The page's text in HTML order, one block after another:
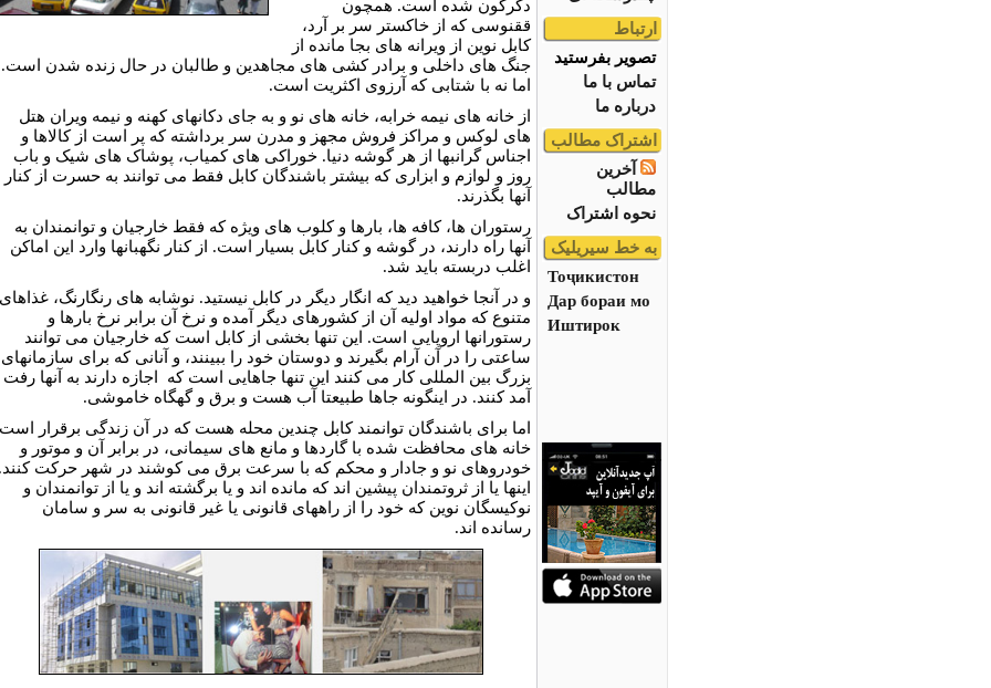
ارتباط
تصویر بفرستید
تماس با ما
درباره ما
اشتراک مطالب
آخرین
مطالب
نحوه اشتراک
به خط سیریلیک
Тоҷикистон
Дар бораи мо
Иштирок
دگرگون شده است. همچون
ققنوسی که از خاکستر سر بر آرد،
کابل نوين از ويرانه های بجا مانده از
جنگ های داخلی و برادر کشی های مجاهدين و طالبان در حال زنده شدن است.
اما نه با شتابی که آرزوی اکثريت است.
از خانه های نيمه خرابه، خانه های نو و به جای دکانهای کهنه و نيمه ويران هتل
های لوکس و مراکز فروش مجهز و مدرن سر برداشته که پر است از کالاها و
اجناس گرانبها از هر گوشه دنيا. خوراکی های کمياب، پوشاک های شيک و باب
روز و لوازم و ابزاری که بيشتر باشندگان کابل فقط می توانند به حسرت از کنار
آنها بگذرند.
رستوران ها، کافه ها، بارها و کلوب های ويژه که فقط خارجيان و توانمندان به
آنها راه دارند، در گوشه و کنار کابل بسيار است. از کنار نگهبانها وارد اين اماکن
اغلب دربسته بايد شد.
و در آنجا خواهيد ديد که انگار ديگر در کابل نيستيد. نوشابه های رنگارنگ، غذاهای
متنوع که مواد اوليه آن از کشورهای ديگر آمده و نرخ آن برابر نرخ بارها و
رستورانها اروپايی است. اين تنها بخشی از کابل است که خارجيان می توانند
ساعتی را در آن آرام بگيرند و دوستان خود را ببينند، و آنانی که برای سازمانهای
بزرگ بين المللی کار می کنند اين تنها جاهايی است که اجازه دارند به آنها رفت
آمد کنند. در اينگونه جاها طبيعتا آب هست و برق و گهگاه خاموشی.
اما برای باشندگان توانمند کابل چندين محله هست که در آن زندگی برقرار
خانه های محافظت شده با گاردها و مانع های سيمانی، در برابر آن و موتور و
خودروهای نو و جادار و محکم که با سرعت برق می کوشند در شهر حرکت
اينها يا از ثروتمندان پيشين اند که مانده اند و يا برگشته اند و يا از توانمندان و
نوکيسگان نوين که خود را از راههای قانونی يا غير قانونی به سر و سامان
رسانده اند.